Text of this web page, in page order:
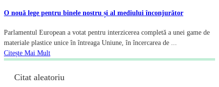
O nouă lege pentru binele nostru și al mediului înconjurător
Parlamentul European a votat pentru interzicerea completă a unei game de
materiale plastice unice în întreaga Uniune, în încercarea de ...
Citește Mai Mult
Citat aleatoriu